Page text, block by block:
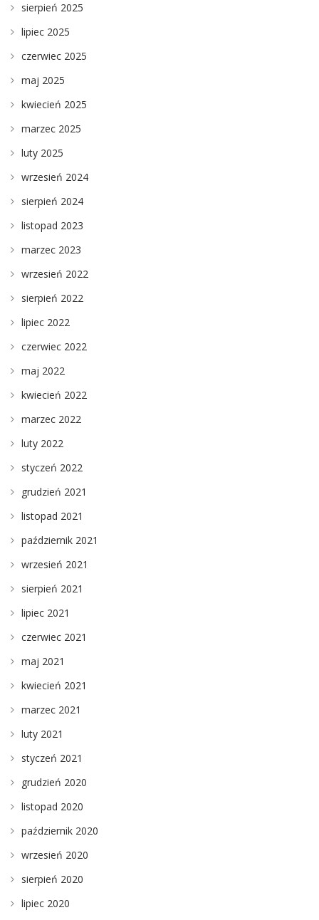
sierpień 2025
lipiec 2025
czerwiec 2025
maj 2025
kwiecień 2025
marzec 2025
luty 2025
wrzesień 2024
sierpień 2024
listopad 2023
marzec 2023
wrzesień 2022
sierpień 2022
lipiec 2022
czerwiec 2022
maj 2022
kwiecień 2022
marzec 2022
luty 2022
styczeń 2022
grudzień 2021
listopad 2021
październik 2021
wrzesień 2021
sierpień 2021
lipiec 2021
czerwiec 2021
maj 2021
kwiecień 2021
marzec 2021
luty 2021
styczeń 2021
grudzień 2020
listopad 2020
październik 2020
wrzesień 2020
sierpień 2020
lipiec 2020